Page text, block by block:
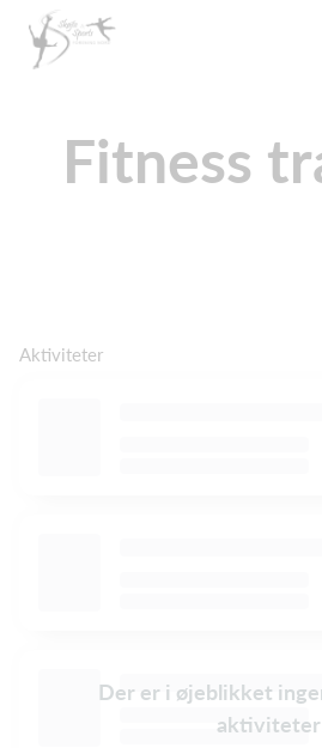
Fitness
Aktiviteter
Der er i øjeblikket
aktiviteter